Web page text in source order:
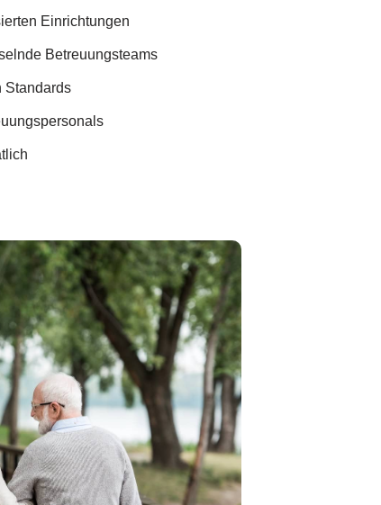
Einrichtungen
Betreuungsteams
Standards